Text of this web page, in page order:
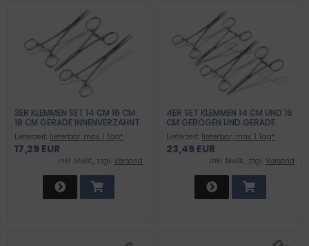
3ER KLEMMEN SET 14 CM 16 CM
18 CM GERADE INNENVERZAHNT
Lieferzeit: lieferbar, max. 1 Tag*
17,29 EUR
inkl .MwSt., zzgl. Versand
4ER SET KLEMMEN 14 CM UND 16
CM GEBOGEN UND GERADE
INNENVERZAHNT
Lieferzeit: lieferbar, max. 1 Tag*
23,49 EUR
inkl .MwSt., zzgl. Versand